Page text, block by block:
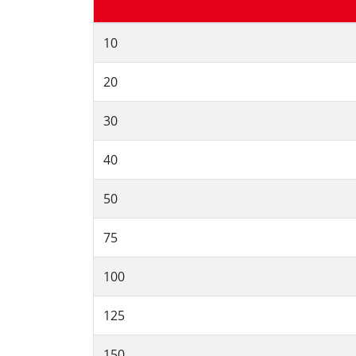
10
20
30
40
50
75
100
125